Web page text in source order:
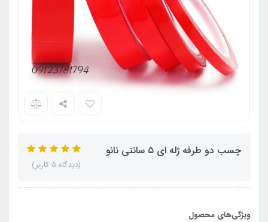
چسب دو طرفه ژله ای ۵ سانتی نانو
(دیدگاه 5 کاربر)
ویژگی‌های محصول